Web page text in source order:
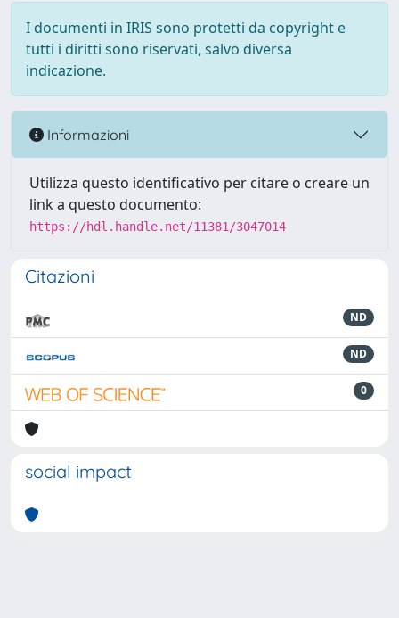
I documenti in IRIS sono protetti da copyright e
tutti i diritti sono riservati, salvo diversa
indicazione.
Informazioni
Utilizza questo identificativo per citare o creare un
link a questo documento:
https://hdl.handle.net/11381/3047014
Citazioni
ND
ND
0
social impact